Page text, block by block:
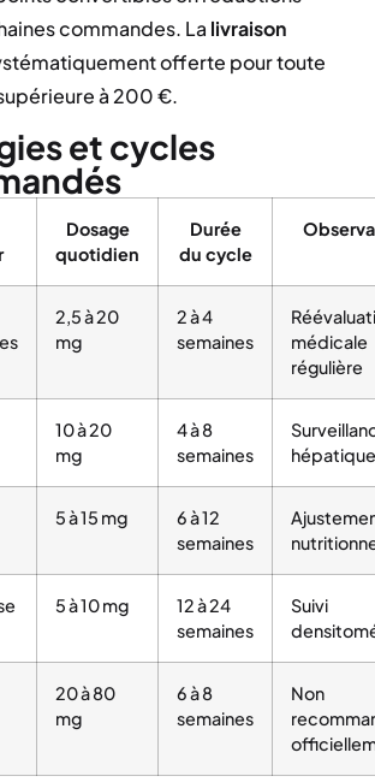
commandes. La livraison
offerte pour toute
à 200 €.
et cycles
Dosage
quotidien
Durée
du cycle
2,5 à 20
mg
2 à 4
semaines
médicale
régulière
10 à 20
mg
4 à 8
semaines
hépatique
5 à 15 mg
6 à 12
semaines
5 à 10 mg
12 à 24
semaines
Suivi
20 à 80
mg
6 à 8
semaines
Non